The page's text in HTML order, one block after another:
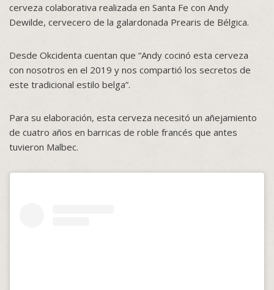
cerveza colaborativa realizada en Santa Fe con Andy
Dewilde, cervecero de la galardonada Prearis de Bélgica.
Desde Okcidenta cuentan que “Andy cocinó esta cerveza
con nosotros en el 2019 y nos compartió los secretos de
este tradicional estilo belga”.
Para su elaboración, esta cerveza necesitó un añejamiento
de cuatro años en barricas de roble francés que antes
tuvieron Malbec.